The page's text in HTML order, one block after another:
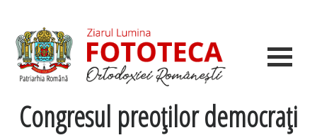
Congresul preoţilor democraţi